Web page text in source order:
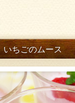
いちごのムース